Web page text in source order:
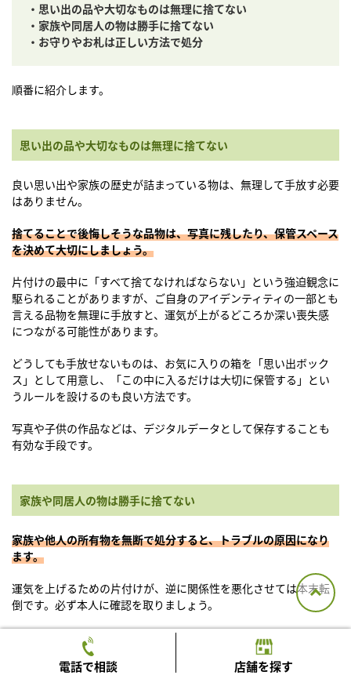
・思い出の品や大切なものは無理に捨てない
・家族や同居人の物は勝手に捨てない
・お守りやお札は正しい方法で処分
順番に紹介します。
思い出の品や大切なものは無理に捨てない
良い思い出や家族の歴史が詰まっている物は、無理して手放す必要
はありません。
捨てることで後悔しそうな品物は、写真に残したり、保管スペース
を決めて大切にしましょう。
片付けの最中に「すべて捨てなければならない」という強迫観念に
駆られることがありますが、ご自身のアイデンティティの一部とも
言える品物を無理に手放すと、運気が上がるどころか深い喪失感
につながる可能性があります。
どうしても手放せないものは、お気に入りの箱を「思い出ボック
ス」として用意し、「この中に入るだけは大切に保管する」とい
うルールを設けるのも良い方法です。
写真や子供の作品などは、デジタルデータとして保存することも
有効な手段です。
家族や同居人の物は勝手に捨てない
家族や他人の所有物を無断で処分すると、トラブルの原因になり
ます。
運気を上げるための片付けが、逆に関係性を悪化させては本末転
倒です。必ず本人に確認を取りましょう。
本人にとっては不要に見えても、所有者にとっては大切なコレクシ
ョンや必要な書類である可能性があります。
電話で相談 店舗を探す